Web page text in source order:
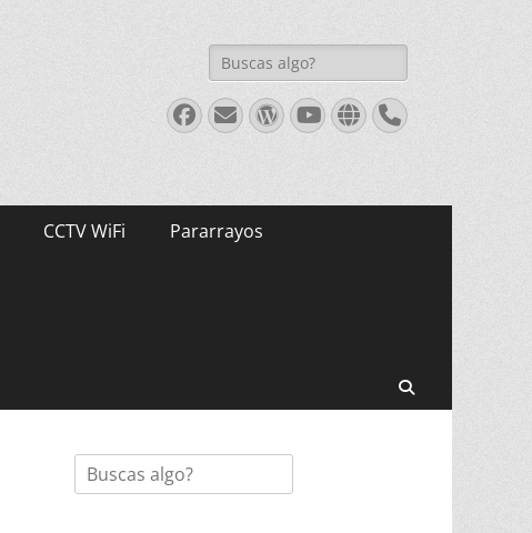
Buscar:
Facebook
Correo
electrónico
WordPress
Youtube
WebTeléfono
CCTV WiFi Pararrayos
Buscar: